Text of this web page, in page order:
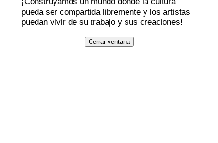
pueda ser compartida libremente y los artistas
puedan vivir de su trabajo y sus creaciones!